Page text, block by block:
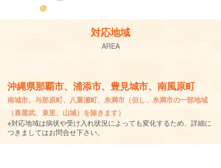
対応地域
AREA
沖縄県那覇市、浦添市、豊見城市、南風原町
南城市、与那原町、八重瀬町、糸満市（但し、糸満市の一部地域
（喜屋武、束里、山城）を除きます）
※対応地域は病状や受け入れ状況によっても変化するため、詳細に
つきましてはお問合せ下さい。